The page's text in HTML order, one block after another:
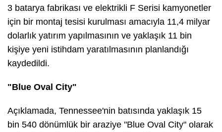
3 batarya fabrikası ve elektrikli F Serisi kamyonetler
için bir montaj tesisi kurulması amacıyla 11,4 milyar
dolarlık yatırım yapılmasının ve yaklaşık 11 bin
kişiye yeni istihdam yaratılmasının planlandığı
kaydedildi.
"Blue Oval City"
Açıklamada, Tennessee'nin batısında yaklaşık 15
bin 540 dönümlük bir araziye "Blue Oval City" olarak